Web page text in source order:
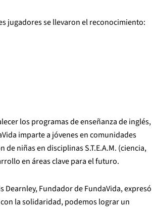
jugadores se llevaron el reconocimiento:
los programas de enseñanza de inglés,
imparte a jóvenes en comunidades
niñas en disciplinas S.T.E.A.M. (ciencia,
en áreas clave para el futuro.
Fundador de FundaVida, expresó
la solidaridad, podemos lograr un